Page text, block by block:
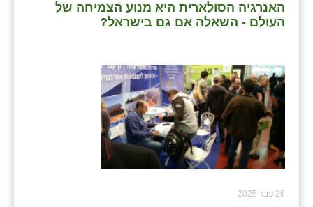
האנרגיה הסולארית היא מנוע הצמיחה של
העולם - השאלה אם גם בישראל?
26 פבר 2025